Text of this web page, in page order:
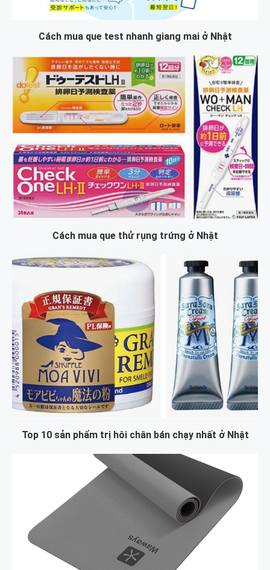
Cách mua que test nhanh giang mai ở Nhật
Cách mua que thử rụng trứng ở Nhật
Top 10 sản phẩm trị hôi chân bán chạy nhất ở Nhật